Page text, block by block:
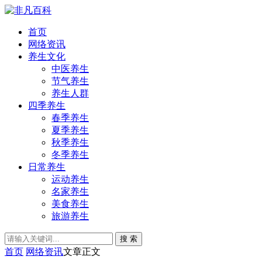
首页
网络资讯
养生文化
中医养生
节气养生
养生人群
四季养生
春季养生
夏季养生
秋季养生
冬季养生
日常养生
运动养生
名家养生
美食养生
旅游养生
搜 索
首页 网络资讯文章正文